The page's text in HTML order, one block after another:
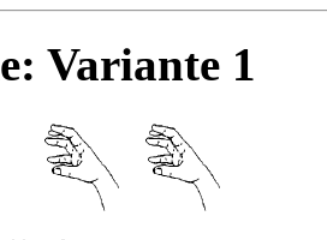
Variante 1